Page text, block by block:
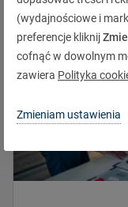
(wydajnościowe i
preferencje kliknij
cofnąć w dowolnym
zawiera Polityka
Zmieniam ustawienia